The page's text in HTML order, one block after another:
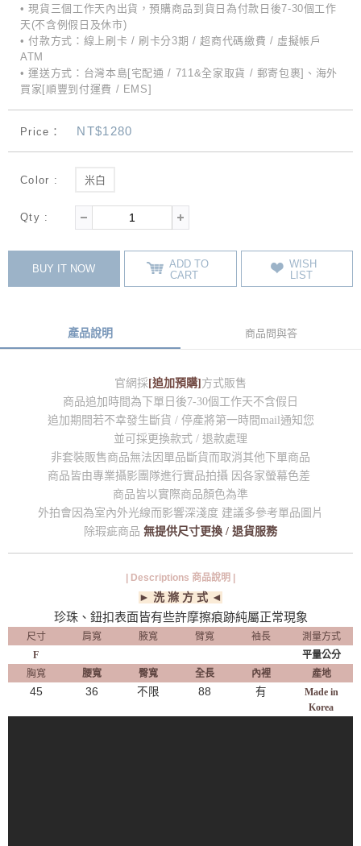
• 現貨三個工作天內出貨，預購商品到貨日為付款日後7-30個工作
天(不含例假日及休市)
• 付款方式：線上刷卡 / 刷卡分3期 / 超商代碼繳費 / 虛擬帳戶
ATM
• 運送方式：台灣本島[宅配通 / 711&全家取貨 / 郵寄包裹]、海外
買家[順豐到付運費 / EMS]
Price： NT$1280
Color : 米白
Qty :
BUY IT NOW
ADD TO
CART
WISH
LIST
產品說明 商品問與答
官網採[追加預購]方式販售
商品追加時間為下單日後7-30個工作天不含假日
追加期間若不幸發生斷貨 / 停產將第一時間mail通知您
並可採更換款式 / 退款處理
非套裝販售商品無法因單品斷貨而取消其他下單商品
商品皆由專業攝影團隊進行實品拍攝 因各家螢幕色差
商品皆以實際商品顏色為準
外拍會因為室內外光線而影響深淺度 建議多參考單品圖片
除瑕疵商品 無提供尺寸更換 / 退貨服務
| Descriptions 商品說明 |
► 洗 滌 方 式 ◄
珍珠、鈕扣表面皆有些許摩擦痕跡純屬正常現象
尺寸 肩寬 腋寬 臂寬 袖長
測量方式
F
平量公分
胸寬
腰寬 臀寬 全長 內裡 產地
45 36 不限 88 有
Made in
Korea